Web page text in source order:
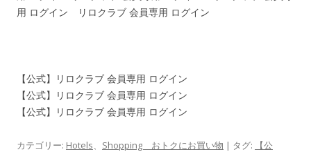
用 ログイン リロクラブ 会員専用 ログイン
【公式】リロクラブ 会員専用 ログイン
【公式】リロクラブ 会員専用 ログイン
【公式】リロクラブ 会員専用 ログイン
カテゴリー: Hotels、 Shopping おトクにお買い物 | タグ:
【公